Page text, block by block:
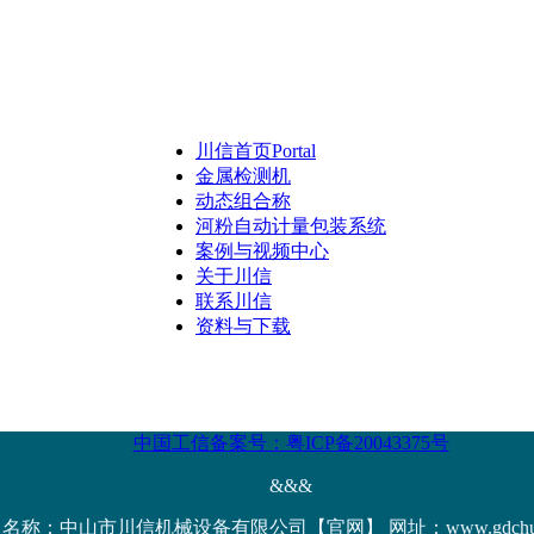
川信首页Portal
金属检测机
动态组合称
河粉自动计量包装系统
案例与视频中心
关于川信
联系川信
资料与下载
中国工信备案号：粤ICP备20043375号
&&&
称：中山市川信机械设备有限公司【官网】 网址：